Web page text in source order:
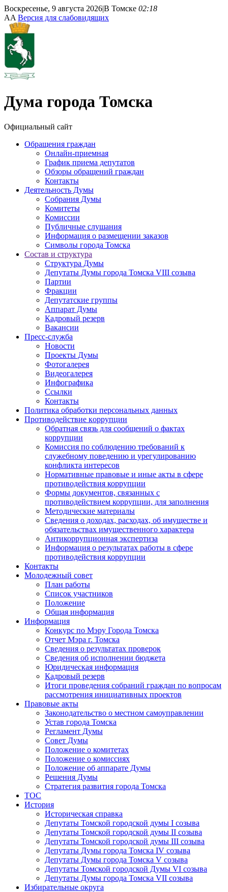
Воскресенье, 9 августа 2026|В Томске 02:18
AA Версия для слабовидящих
Дума города Томска
Официальный сайт
Обращения граждан
Онлайн-приемная
График приема депутатов
Обзоры обращений граждан
Контакты
Деятельность Думы
Собрания Думы
Комитеты
Комиссии
Публичные слушания
Информация о размещении заказов
Символы города Томска
Состав и структура
Структура Думы
Депутаты Думы города Томска VIII созыва
Партии
Фракции
Депутатские группы
Аппарат Думы
Кадровый резерв
Вакансии
Пресс-служба
Новости
Проекты Думы
Фотогалерея
Видеогалерея
Инфографика
Ссылки
Контакты
Политика обработки персональных данных
Прoтивoдeйствие кoрpупции
Обратная связь для сообщений о фактах
коррупции
Комиссия по соблюдению требований к
служебному поведению и урегулированию
конфликта интересов
Нормативные правовые и иные акты в сфере
противодействия коррупции
Формы документов, связанных с
противодействием коррупции, для заполнения
Методические материалы
Сведения о доходах, расходах, об имуществе и
обязательствах имущественного характера
Антикоррупционная экспертиза
Информация о результатах работы в сфере
противодействия коррупции
Контакты
Молодежный совет
План работы
Список участников
Положение
Общая информация
Информация
Конкурс по Мэру Города Томска
Отчет Мэра г. Томска
Сведения о результатах проверок
Сведения об исполнении бюджета
Юридическая информация
Кадровый резерв
Итоги проведения собраний граждан по вопросам
рассмотрения инициативных проектов
Правовые акты
Законодательство о местном самоуправлении
Устав города Томска
Регламент Думы
Совет Думы
Положение о комитетах
Положение о комиссиях
Положение об аппарате Думы
Решения Думы
Стратегия развития города Томска
ТОС
История
Историческая справка
Депутаты Томской городской думы I созыва
Депутаты Томской городской думы II созыва
Депутаты Томской городской думы III созыва
Депутаты Думы города Томска IV созыва
Депутаты Думы города Томска V созыва
Депутаты Томской городской Думы VI созыва
Депутаты Думы города Томска VII созыва
Избирательные округа